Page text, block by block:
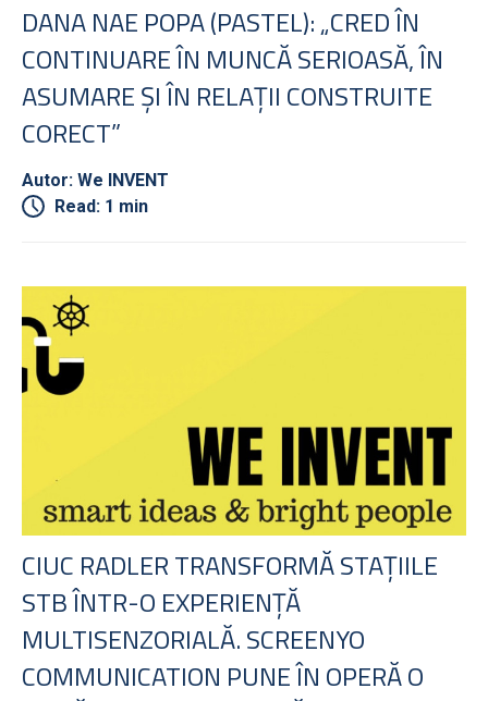
DANA NAE POPA (PASTEL): „CRED ÎN
CONTINUARE ÎN MUNCĂ SERIOASĂ, ÎN
ASUMARE ȘI ÎN RELAȚII CONSTRUITE
CORECT”
Autor: We INVENT
Read: 1 min
CIUC RADLER TRANSFORMĂ STAȚIILE
STB ÎNTR-O EXPERIENȚĂ
MULTISENZORIALĂ. SCREENYO
COMMUNICATION PUNE ÎN OPERĂ O